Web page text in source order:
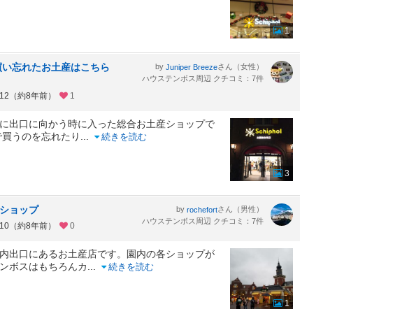
1
忘れたお土産はこちら
（約8年前） 1
by Juniper Breezeさん（女性）
ハウステンボス周辺 クチコミ：7件
出口に向かう時に入った総合お土産ショップで
うのを忘れたり
続きを読む
3
ョップ
（約8年前） 0
by rochefortさん（男性）
ハウステンボス周辺 クチコミ：7件
出口にあるお土産店です。園内の各ショップが
ボスはもちろんカ
続きを読む
1